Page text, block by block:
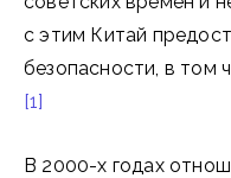
с этим Китай
безопасности, в том
[1]
В 2000-х годах